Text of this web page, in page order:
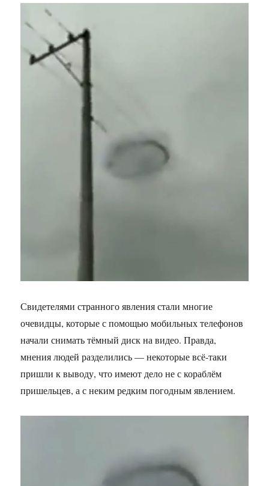
Свидетелями странного явления стали многие
очевидцы, которые с помощью мобильных телефонов
начали снимать тёмный диск на видео. Правда,
мнения людей разделились — некоторые всё-таки
пришли к выводу, что имеют дело не с кораблём
пришельцев, а с неким редким погодным явлением.